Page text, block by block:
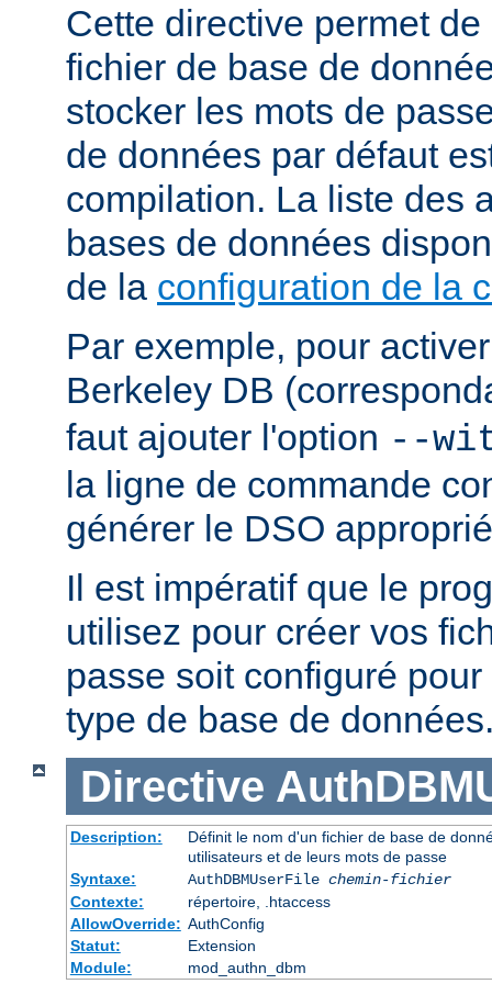
Cette directive permet
fichier de base de
stocker les mots de
de données par défaut
compilation. La liste des
bases de données
de la configuration de la
Par exemple, pour
Berkeley DB
faut ajouter l'option --
la ligne de commande
générer le DSO
Il est impératif que le
utilisez pour créer vos
passe soit configuré
type de base de
Directive
Description:
Définit le nom d'un fichier de base de
utilisateurs et de leurs mots de passe
Syntaxe:
AuthDBMUserFile chemin-fichier
Contexte:
répertoire, .htaccess
AllowOverride: AuthConfig
Statut:
Extension
Module:
mod_authn_dbm